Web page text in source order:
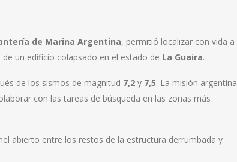
de Marina Argentina, permitió localizar con vida a
un edificio colapsado en el estado de La Guaira.
de los sismos de magnitud 7,2 y 7,5. La misión argentina
con las tareas de búsqueda en las zonas más
abierto entre los restos de la estructura derrumbada y